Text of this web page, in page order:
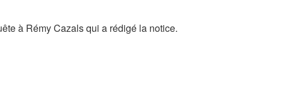
à Rémy Cazals qui a rédigé la notice.